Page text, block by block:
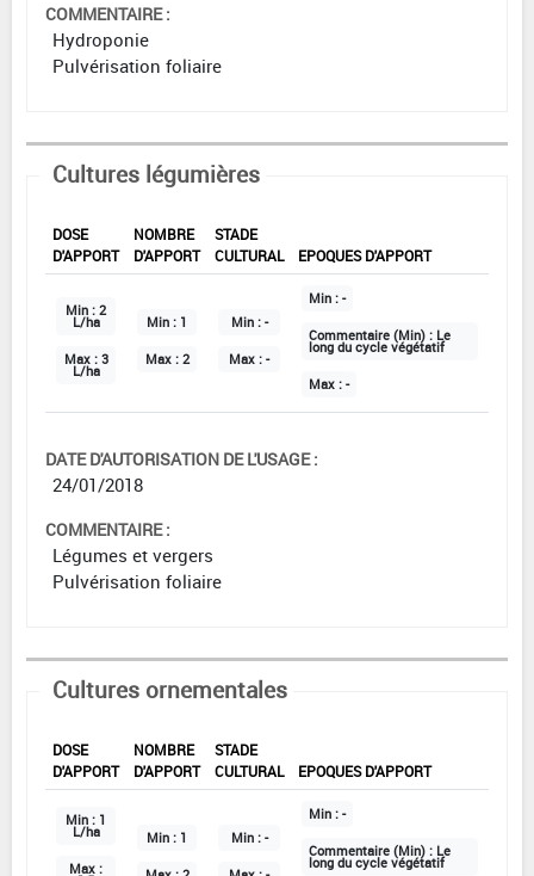
COMMENTAIRE :
Hydroponie
Pulvérisation foliaire
Cultures légumières
DOSE
D'APPORT
NOMBRE
D'APPORT
STADE
CULTURAL
EPOQUES D'APPORT
Min : 2
L/ha
Max : 3
L/ha
Min : 1
Max : 2
Min : -
Max : -
Min : -
Commentaire (Min) : Le
long du cycle végétatif
Max : -
DATE D'AUTORISATION DE L'USAGE :
24/01/2018
COMMENTAIRE :
Légumes et vergers
Pulvérisation foliaire
Cultures ornementales
DOSE
D'APPORT
NOMBRE
D'APPORT
STADE
CULTURAL
EPOQUES D'APPORT
Min : 1
L/ha
Max :
Min : 1 Min : -
Min : -
Commentaire (Min) : Le
long du cycle végétatif